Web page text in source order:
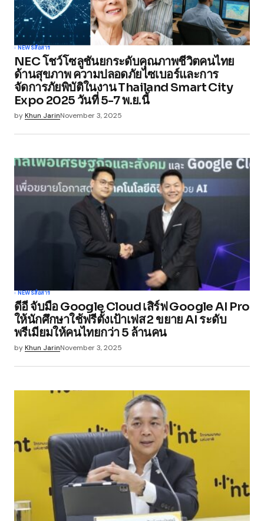
NEWSสื่อสาร
NEC โชว์โซลูชันยกระดับคุณภาพชีวิตคนไทย
ด้านสุขภาพ ความปลอดภัยไซเบอร์และการ
จัดการภัยพิบัติในงาน Thailand Smart City
Expo 2025 วันที่ 5-7 พ.ย.นี้
byKhun JarinNovember 3, 2025
NEWSสื่อสาร
ดีอี จับมือ Google Cloud เสิร์ฟ Google AI Pro
ให้นักศึกษาใช้ฟรีตั้งเป้าเฟส 2 ขยาย AI ระดับ
พรีเมียมให้คนไทยกว่า 5 ล้านคน
byKhun JarinNovember 3, 2025